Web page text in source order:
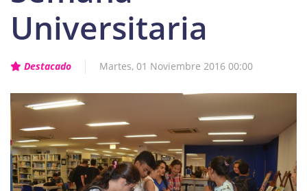
Universitaria
Destacado Martes, 01 Noviembre 2016 00:00